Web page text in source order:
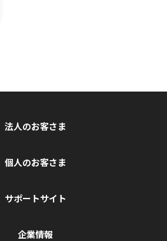
法人のお客さま
個人のお客さま
サポートサイト
企業情報